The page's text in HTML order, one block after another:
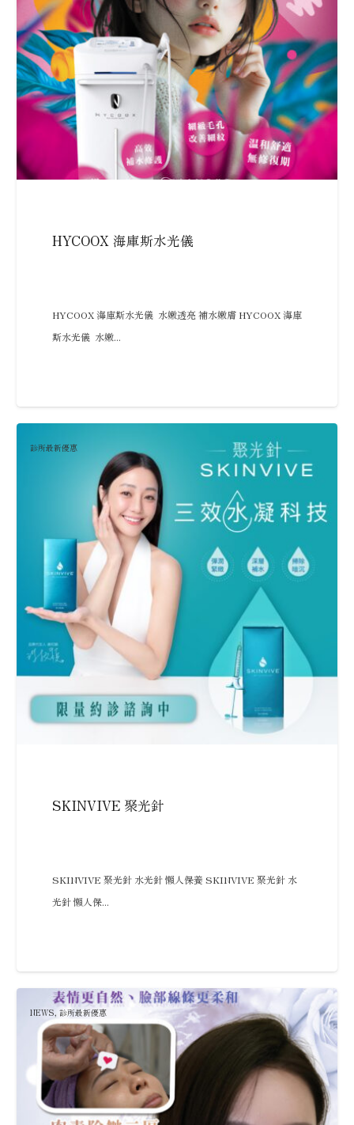
HYCOOX 海庫斯水光儀
HYCOOX 海庫斯水光儀 水嫩透亮 補水嫩膚 HYCOOX 海庫
斯水光儀 水嫩...
診所最新優惠
SKINVIVE 聚光針
SKINVIVE 聚光針 水光針 懶人保養 SKINVIVE 聚光針 水
光針 懶人保...
NEWS, 診所最新優惠